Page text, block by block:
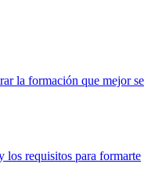
la formación que mejor se
los requisitos para formarte